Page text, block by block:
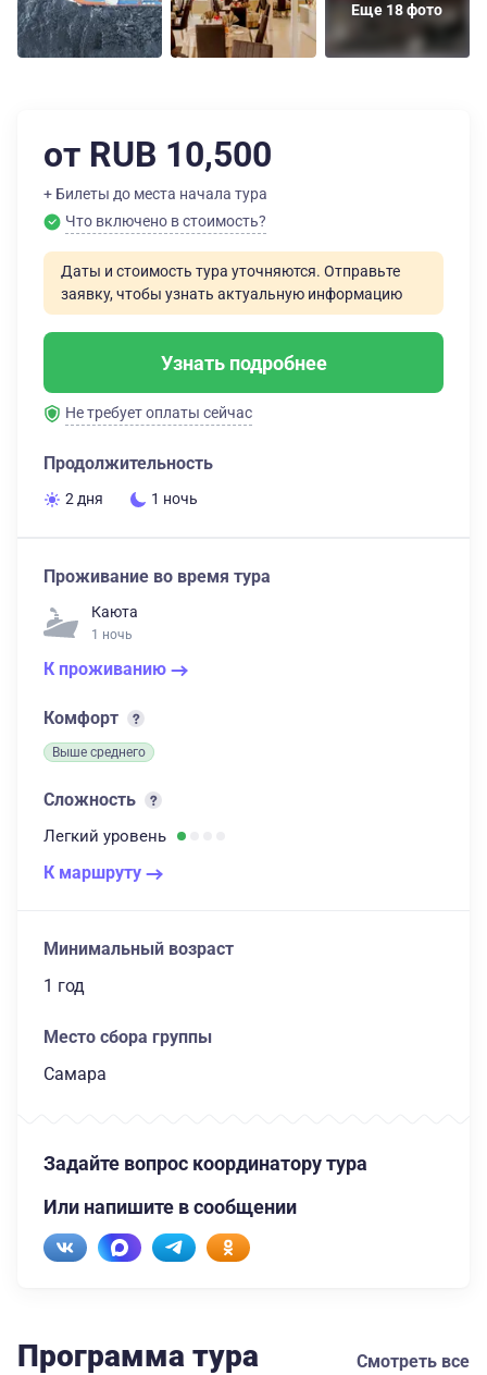
Еще 18 фото
от RUB 10,500
+ Билеты до места начала тура
Что включено в стоимость?
Даты и стоимость тура уточняются. Отправьте
заявку, чтобы узнать актуальную информацию
Узнать подробнее
Не требует оплаты сейчас
Продолжительность
2 дня 1 ночь
Проживание во время тура
Каюта
1 ночь
К проживанию
Комфорт
Выше среднего
Сложность
Легкий уровень
К маршруту
Минимальный возраст
1 год
Место сбора группы
Самара
Задайте вопрос координатору тура
Или напишите в сообщении
Программа тура Смотреть все